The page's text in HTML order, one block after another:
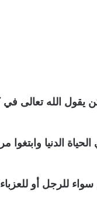
الله تعالى في
الدنيا وابتغوا
للرجل أو للعزباء